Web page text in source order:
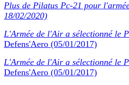
Plus de Pilatus Pc-21 pour
18/02/2020)
L'Armée de l'Air a sélectionné le
Defens'Aero (05/01/2017)
L'Armée de l'Air a sélectionné le
Defens'Aero (05/01/2017)